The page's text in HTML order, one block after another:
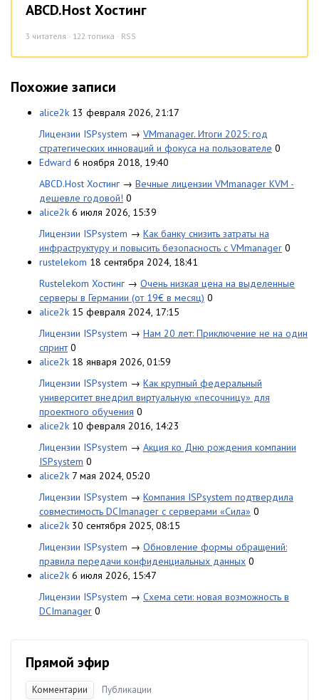
ABCD.Host Хостинг
3 читателя · 122 топика · RSS
Похожие записи
alice2k 13 февраля 2026, 21:17
Лицензии ISPsystem → VMmanager. Итоги 2025: год
стратегических инноваций и фокуса на пользователе 0
Edward 6 ноября 2018, 19:40
ABCD.Host Хостинг → Вечные лицензии VMmanager KVM -
дешевле годовой! 0
alice2k 6 июля 2026, 15:39
Лицензии ISPsystem → Как банку снизить затраты на
инфраструктуру и повысить безопасность с VMmanager 0
rustelekom 18 сентября 2024, 18:41
Rustelekom Хостинг → Очень низкая цена на выделенные
серверы в Германии (от 19€ в месяц) 0
alice2k 15 февраля 2024, 17:15
Лицензии ISPsystem → Нам 20 лет: Приключение не на один
спринт 0
alice2k 18 января 2026, 01:59
Лицензии ISPsystem → Как крупный федеральный
университет внедрил виртуальную «песочницу» для
проектного обучения 0
alice2k 10 февраля 2016, 14:23
Лицензии ISPsystem → Акция ко Дню рождения компании
ISPsystem 0
alice2k 7 мая 2024, 05:20
Лицензии ISPsystem → Компания ISPsystem подтвердила
совместимость DCImanager с серверами «Сила» 0
alice2k 30 сентября 2025, 08:15
Лицензии ISPsystem → Обновление формы обращений:
правила передачи конфиденциальных данных 0
alice2k 6 июля 2026, 15:47
Лицензии ISPsystem → Схема сети: новая возможность в
DCImanager 0
Прямой эфир
Комментарии Публикации